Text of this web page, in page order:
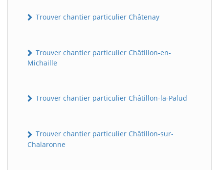
Trouver chantier particulier Châtenay
Trouver chantier particulier Châtillon-en-
Michaille
Trouver chantier particulier Châtillon-la-Palud
Trouver chantier particulier Châtillon-sur-
Chalaronne